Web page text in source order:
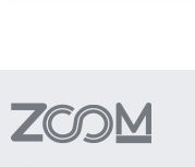
Обзор игры Forza